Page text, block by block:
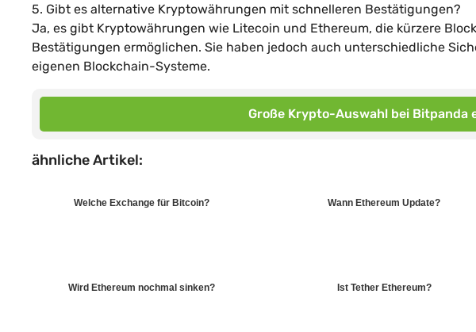
5. Gibt es alternative Kryptowährungen mit schnelleren Bestätigungen?
Ja, es gibt Kryptowährungen wie Litecoin und Ethereum, die kürzere
Bestätigungen ermöglichen. Sie haben jedoch auch unterschiedliche
eigenen Blockchain-Systeme.
Große Krypto-Auswahl bei Bitpanda
ähnliche Artikel:
Welche Exchange für Bitcoin? Wann Ethereum Update?
Wird Ethereum nochmal sinken? Ist Tether Ethereum?